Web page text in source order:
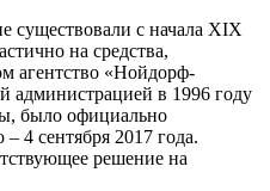
существовали с начала XIX
на средства,
агентство «Нойдорф-
администрацией в 1996 году
было официально
4 сентября 2017 года.
решение на